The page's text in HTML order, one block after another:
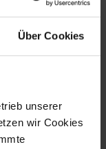
Über Cookies
unserer
wir Cookies
und
Design.
eine warme